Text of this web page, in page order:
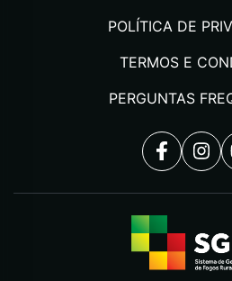
POLÍTICA DE
TERMOS E
PERGUNTAS